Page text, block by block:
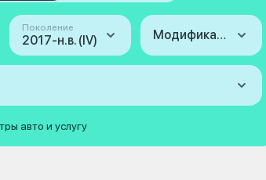
Поколение
2017-н.в. (IV) Модификация
авто и услугу